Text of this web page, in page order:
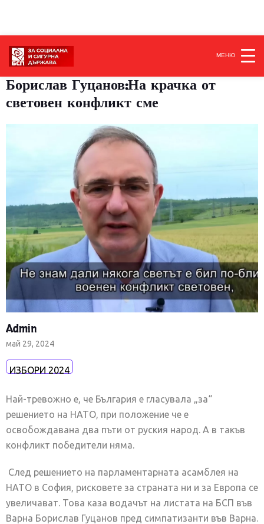
МЕНЮ
Борислав Гуцанов:На крачка от
световен конфликт сме
Admin
май 29, 2024
ИЗБОРИ 2024
Най-тревожно е, че България е гласувала „за“
решението на НАТО, при положение че е
освобождавана два пъти от руския народ. А в такъв
конфликт победители няма.
След решението на парламентарната асамблея на
НАТО в София, рисковете за страната ни и за Европа се
увеличават. Това каза водачът на листата на БСП във
Варна Борислав Гуцанов пред симпатизанти във Варна.